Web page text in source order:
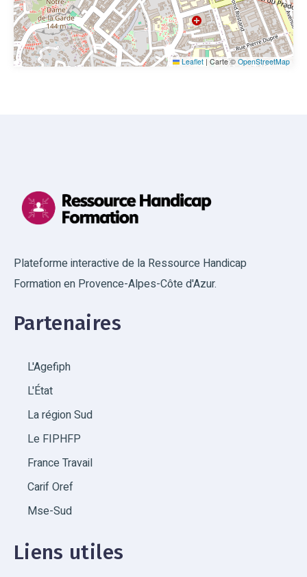
Leaflet | Carte © OpenStreetMap
Plateforme interactive de la Ressource Handicap
Formation en Provence-Alpes-Côte d'Azur.
Partenaires
L'Agefiph
L'État
La région Sud
Le FIPHFP
France Travail
Carif Oref
Mse-Sud
Liens utiles